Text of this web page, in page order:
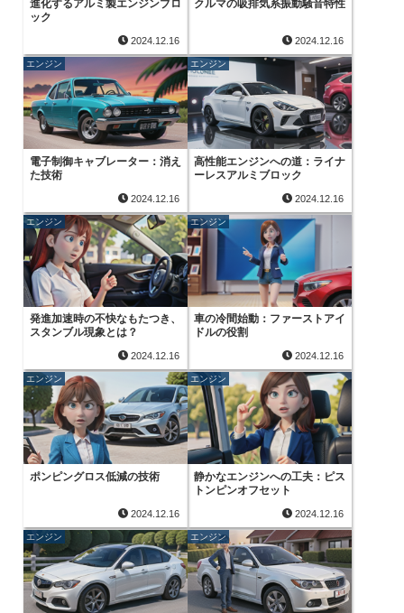
進化するアルミ製エンジンブロ
ック
2024.12.16
クルマの吸排気系振動騒音特性
2024.12.16
エンジン
電子制御キャブレーター：消え
た技術
2024.12.16
エンジン
高性能エンジンへの道：ライナ
ーレスアルミブロック
2024.12.16
エンジン
発進加速時の不快なもたつき、
スタンブル現象とは？
2024.12.16
エンジン
車の冷間始動：ファーストアイ
ドルの役割
2024.12.16
エンジン
ポンピングロス低減の技術
2024.12.16
エンジン
静かなエンジンへの工夫：ピス
トンピンオフセット
2024.12.16
エンジン エンジン